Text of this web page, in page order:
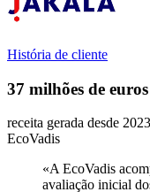
História de cliente
37 milhões de euros
receita gerada desde
EcoVadis
«A EcoVadis
avaliação inicial